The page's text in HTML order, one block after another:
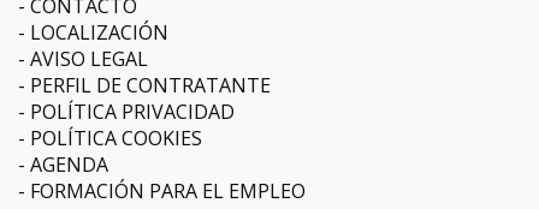
CONTACTO
LOCALIZACIÓN
AVISO LEGAL
PERFIL DE CONTRATANTE
POLÍTICA PRIVACIDAD
POLÍTICA COOKIES
AGENDA
FORMACIÓN PARA EL EMPLEO